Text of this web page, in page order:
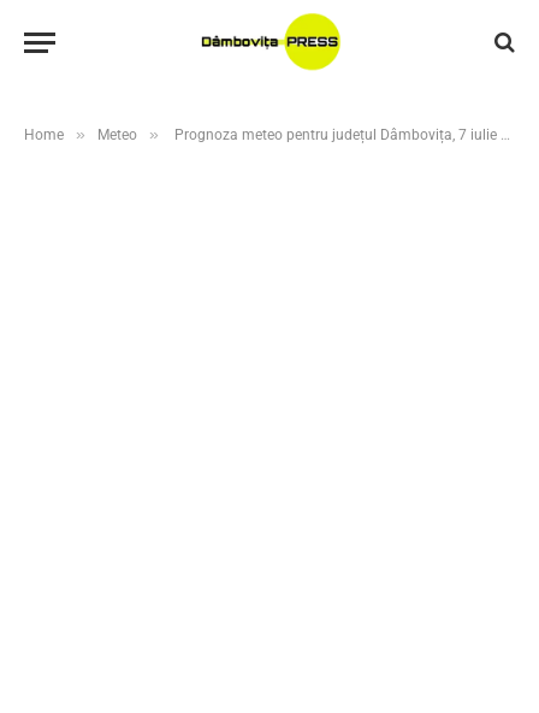
Home » Meteo » Prognoza meteo pentru județul Dâmbovița, 7 iulie 2026